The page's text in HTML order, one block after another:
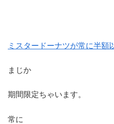
ミスタードーナツが常に半額
まじか
期間限定ちゃいます。
常に